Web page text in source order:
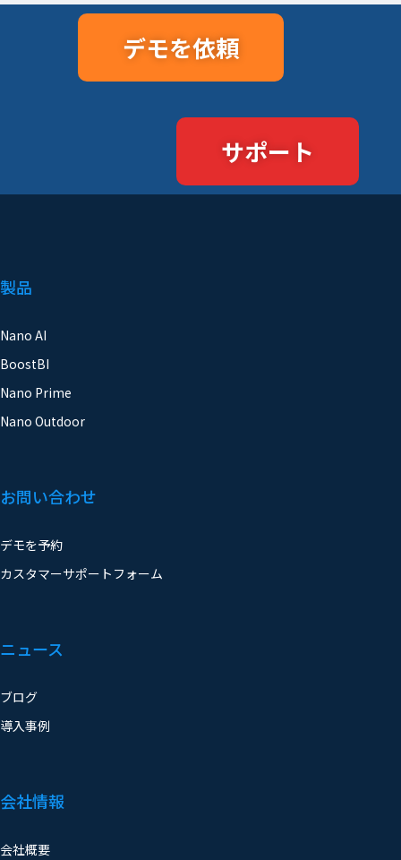
デモを依頼
サポート
製品
Nano AI
BoostBI
Nano Prime
Nano Outdoor
お問い合わせ
デモを予約
カスタマーサポートフォーム
ニュース
ブログ
導入事例
会社情報
会社概要